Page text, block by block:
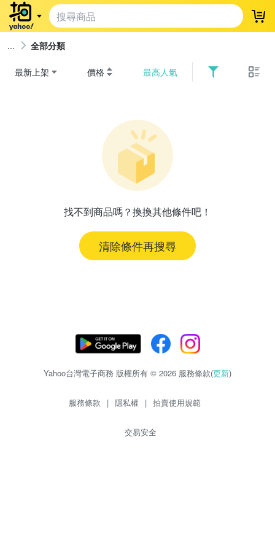
登
全部分類
最新上架 價格 最高人氣
找不到商品嗎？換換其他條件吧！
清除條件再搜尋
Yahoo台灣電子商務 版權所有 © 2026 服務條款(更新)
服務條款 | 隱私權 | 拍賣使用規範
交易安全